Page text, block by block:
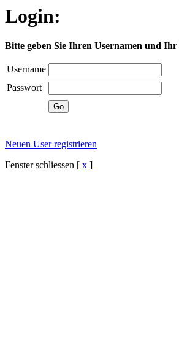
Login:
Bitte geben Sie Ihren Usernamen und Ihr
Username
Passwort
Neuen User registrieren
Fenster schliessen [ x ]